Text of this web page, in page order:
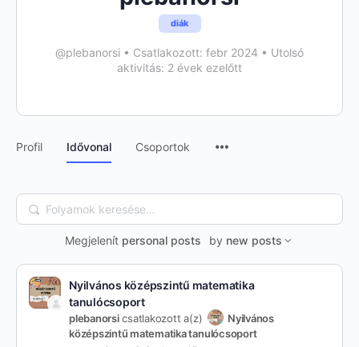
diák
@plebanorsi • Csatlakozott: febr 2024 • Utolsó
aktivitás: 2 évek ezelőtt
Profil Idővonal Csoportok
Folyamok
keresése…
Megjelenít personal posts by new posts
Nyilvános középszintű matematika
tanulócsoport
plebanorsicsatlakozott a(z)
Nyilvános
középszintű matematika tanulócsoport